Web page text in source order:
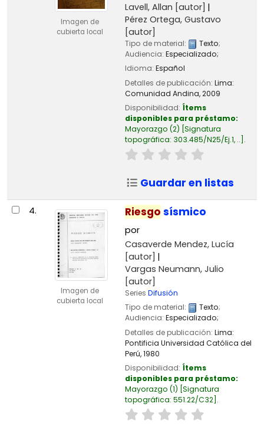
Imagen de
cubierta local
Lavell, Allan [autor]
Pérez Ortega, Gustavo
[autor]
Tipo de material: Texto;
Audiencia: Especializado;
Idioma: Español
Detalles de publicación: Lima:
Comunidad Andina,2009
Disponibilidad: Ítems
disponibles para préstamo:
Mayorazgo (2) Signatura
topográfica: 303.485/N25/Ej.1, .. .
Guardar en listas
4.
Imagen de
cubierta local
Riesgo sísmico
por
Casaverde Mendez, Lucía
[autor]
Vargas Neumann, Julio
[autor]
Series Difusión
Tipo de material:
Texto;
Audiencia: Especializado;
Detalles de publicación: Lima:
Pontificia Universidad Católica del
Perú,1980
Disponibilidad: Ítems
disponibles para préstamo:
Mayorazgo (1) Signatura
topográfica: 551.22/C32 .